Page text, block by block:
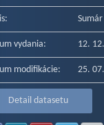
vydania: 12.
modifikácie: 25.
Detail datasetu